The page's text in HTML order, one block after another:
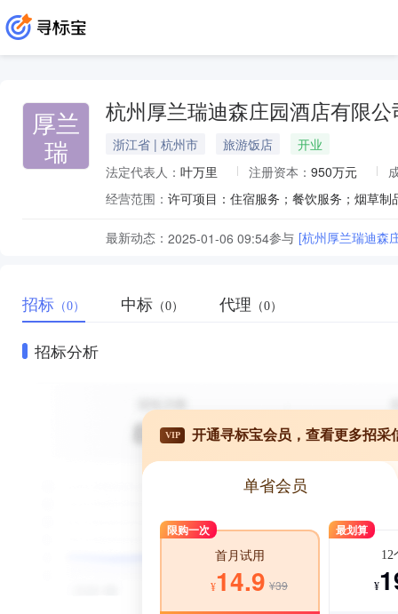
厚兰
瑞
杭州厚兰瑞迪森庄园酒店有限公
浙江省 | 杭州市 旅游饭店
开业
法定代表人： 叶万里 注册资本： 950万元
经营范围：
最新动态： 2025-01-06 09:54参与 [杭州厚兰瑞迪森
招标 （0） 中标 （0） 代理 （0）
招标分析
VIP 开通寻标宝会员，查看更多招采
单省会员
限购一次
首月试用
¥14.9 ¥39
最划算
12
¥